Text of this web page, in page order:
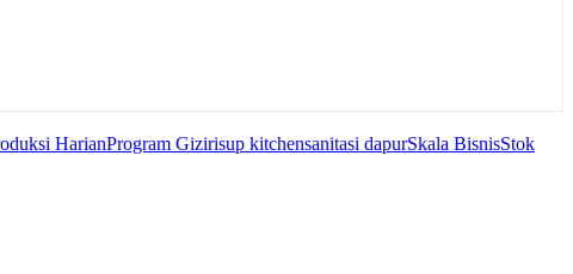
HarianProgram Gizirisup kitchensanitasi dapurSkala BisnisStok